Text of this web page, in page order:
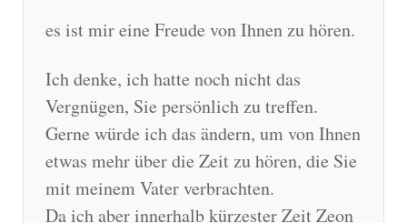
es ist mir eine Freude von Ihnen zu hören.
Ich denke, ich hatte noch nicht das
Vergnügen, Sie persönlich zu treffen.
Gerne würde ich das ändern, um von Ihnen
etwas mehr über die Zeit zu hören, die Sie
mit meinem Vater verbrachten.
Da ich aber innerhalb kürzester Zeit Zeon